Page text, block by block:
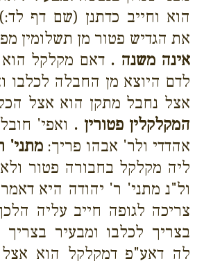
הוא וחייב כדתנן (שם דף
את הגדיש פטור מן תשלומין
אינה משנה . דאם מקלקל
לדם היוצא מן החבלה לכלבו
אצל נחבל מתקן הוא אצל
המקלקלין פטורין . ואפי'
אהדדי ולר' אבהו פריך:מתני'
ליה מקלקל בחבורה פטור
ול"נ מתני' ר' יהודה היא
צריכה לגופה חייב עליה
בצריך לכלבו ומבעיר
לה דאע"פ דמקלקל הוא